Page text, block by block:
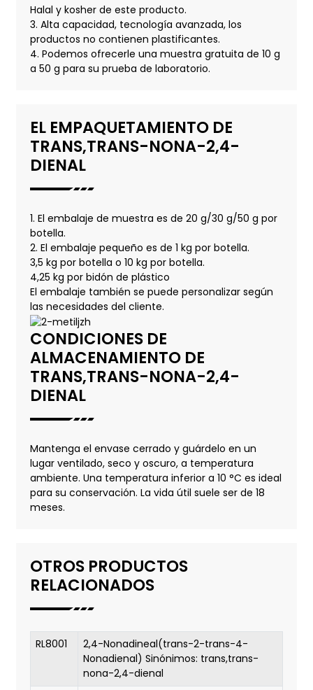
Halal y kosher de este producto.
3. Alta capacidad, tecnología avanzada, los
productos no contienen plastificantes.
4. Podemos ofrecerle una muestra gratuita de 10 g
a 50 g para su prueba de laboratorio.
EL EMPAQUETAMIENTO DE
TRANS,TRANS-NONA-2,4-
DIENAL
1. El embalaje de muestra es de 20 g/30 g/50 g por
botella.
2. El embalaje pequeño es de 1 kg por botella.
3,5 kg por botella o 10 kg por botella.
4,25 kg por bidón de plástico
El embalaje también se puede personalizar según
las necesidades del cliente.
CONDICIONES DE
ALMACENAMIENTO DE
TRANS,TRANS-NONA-2,4-
DIENAL
Mantenga el envase cerrado y guárdelo en un
lugar ventilado, seco y oscuro, a temperatura
ambiente. Una temperatura inferior a 10 °C es ideal
para su conservación. La vida útil suele ser de 18
meses.
OTROS PRODUCTOS
RELACIONADOS
RL8001
2,4-Nonadineal(trans-2-trans-4-
Nonadienal) Sinónimos: trans,trans-
nona-2,4-dienal